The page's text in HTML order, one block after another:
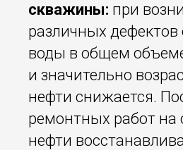
скважины: при
различных
воды в общем
и значительно
нефти снижается.
ремонтных работ на
нефти